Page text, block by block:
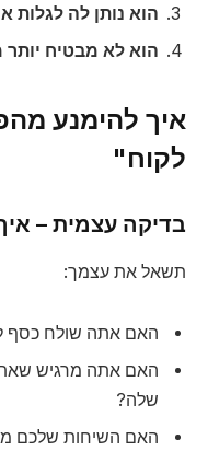
הוא נותן לה לגלות
הוא לא מבטיח
איך להימנע
לקוח"
בדיקה עצמית –
תשאל את עצמך:
האם אתה שולח כסף
האם אתה מרגיש
שלה?
האם השיחות שלכם